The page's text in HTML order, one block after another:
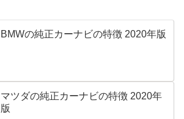
BMWの純正カーナビの特徴 2020年版
マツダの純正カーナビの特徴 2020年
版